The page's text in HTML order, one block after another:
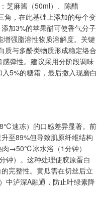
芝麻酱（50ml）、陈醋
角，在此基础上添加的每个变
加3%的苹果醋可使香气分子
强脂溶性物质溶解度。关键
质与多酚类物质形成稳定络合
弹性。建议采用分阶段调味
5%的糖霜，最后撒入现磨白
速冻）的口感差异显著。前
至89%但导致肌原纤维结构
→50℃冰水浴（1分钟）
）。这种处理使胶原蛋白
完整性。黄瓜需在切丝后立
中泸深A融通，防止叶绿素降